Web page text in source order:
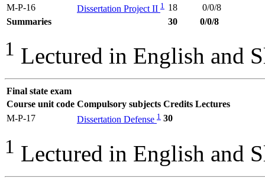
M-P-16
Dissertation Project II 1 18
0/0/8
Summaries
30 0/0/8
1 Lectured in English and
Final state exam
Course unit code Compulsory subjects Credits Lectures
M-P-17
Dissertation Defense 1 30
1 Lectured in English and